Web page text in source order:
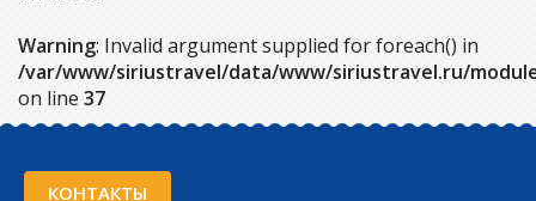
Warning: Invalid argument supplied for foreach() in
/var/www/siriustravel/data/www/siriustravel.ru/
on line 37
КОНТАКТЫ